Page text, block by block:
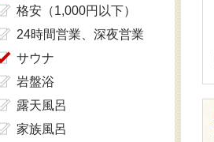
格安（1,000円以下）
24時間営業、深夜営業
サウナ
岩盤浴
露天風呂
家族風呂